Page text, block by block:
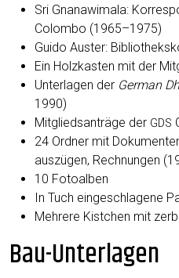
Sri Gna­na­wi­ma­la:
Colom­bo (1965–1975)
Gui­do Aus­ter:
Ein Holz­kas­ten mit der
Unter­la­gen der Ger­man
1990)
Mit­glieds­an­trä­ge der GDS
24 Ord­ner mit
aus­zü­gen, Rech­nun­gen
10 Foto­al­ben
In Tuch ein­ge­schla­ge­ne
Meh­re­re Kist­chen mit
Bau-Unterlagen